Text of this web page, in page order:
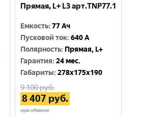
Прямая, L+ L3 арт.TNP77.1
Емкость:77 Ач
Пусковой ток:640 A
Полярность: Прямая, L+
Гарантия:24 мес.
Габариты:278x175x190
9 100руб.
8 407 руб.
при обмене